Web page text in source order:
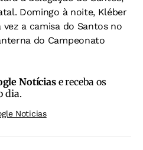
Domingo à noite, Kléber
a camisa do Santos no
do Campeonato
Notíciase receba os
dia.
Noticias